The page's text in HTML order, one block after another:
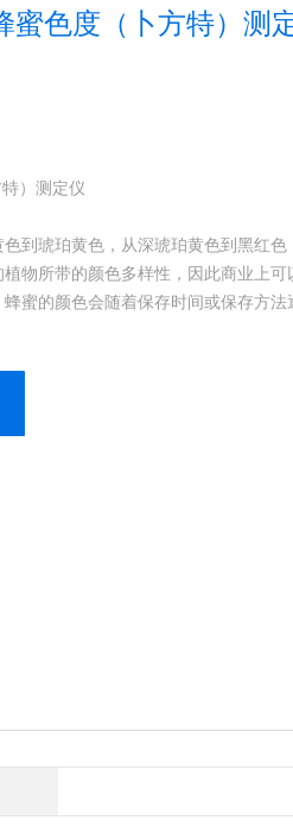
蜜色度（卜方特）测
）测定仪
到琥珀黄色，从深琥珀黄色到黑红
物所带的颜色多样性，因此商业上
蜜的颜色会随着保存时间或保存方法